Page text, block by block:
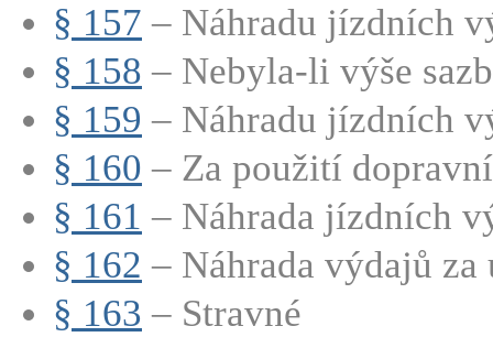
§ 157 – Náhradu jízdních
§ 158 – Nebyla-li výše
§ 159 – Náhradu jízdních
§ 160 – Za použití
§ 161 – Náhrada jízdních
§ 162 – Náhrada výdajů
§ 163 – Stravné